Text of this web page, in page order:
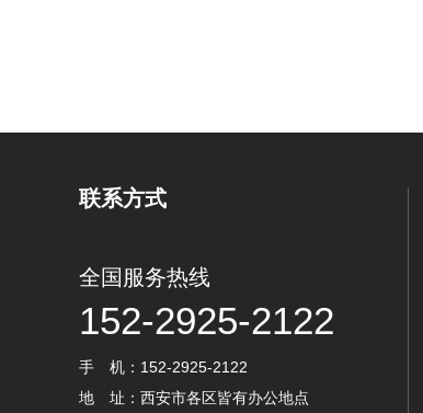
联系方式
全国服务热线
152-2925-2122
手 机：152-2925-2122
地 址：西安市各区皆有办公地点